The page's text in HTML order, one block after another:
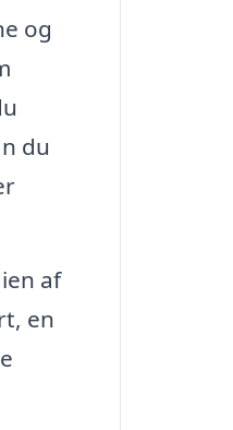
og
du
af
en